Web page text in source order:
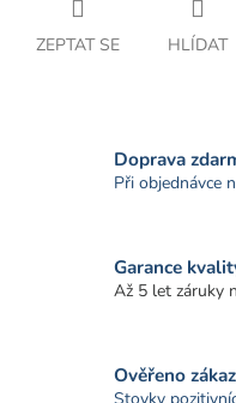
ZEPTAT SE HLÍDAT
Doprava
Při objednávce
Garance
Až 5 let záruky
Ověřeno
Stovky